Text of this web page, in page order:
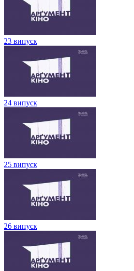
23 випуск
24 випуск
25 випуск
26 випуск